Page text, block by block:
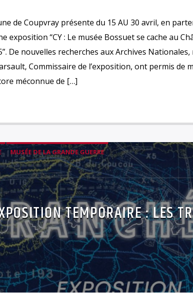
de Coupvray présente du 15 AU 30 avril, en
exposition “CY : Le musée Bossuet se cache au
De nouvelles recherches aux Archives
Commissaire de l’exposition, ont permis de
méconnue de […]
MUSÉE DE LA GRANDE GUERRE
TEMPORAIRE : LES